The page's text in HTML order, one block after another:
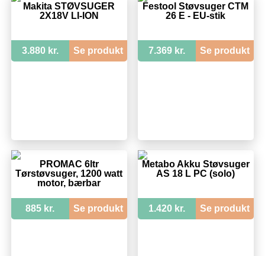
Makita STØVSUGER
2X18V LI-ION
3.880 kr. Se produkt
Festool Støvsuger CTM
26 E - EU-stik
7.369 kr. Se produkt
PROMAC 6ltr
Tørstøvsuger, 1200 watt
motor, bærbar
885 kr. Se produkt
Metabo Akku Støvsuger
AS 18 L PC (solo)
1.420 kr. Se produkt